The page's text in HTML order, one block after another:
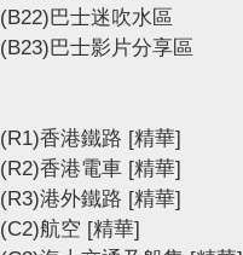
(B22)巴士迷吹水區
(B23)巴士影片分享區
(R1)香港鐵路 [精華]
(R2)香港電車 [精華]
(R3)港外鐵路 [精華]
(C2)航空 [精華]